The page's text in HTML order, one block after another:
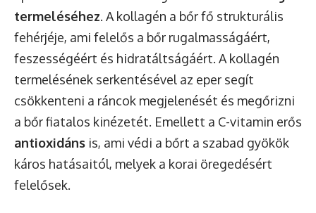
termeléséhez. A kollagén a bőr fő strukturális
fehérjéje, ami felelős a bőr rugalmasságáért,
feszességéért és hidratáltságáért. A kollagén
termelésének serkentésével az eper segít
csökkenteni a ráncok megjelenését és megőrizni
a bőr fiatalos kinézetét. Emellett a C-vitamin erős
antioxidáns is, ami védi a bőrt a szabad gyökök
káros hatásaitól, melyek a korai öregedésért
felelősek.